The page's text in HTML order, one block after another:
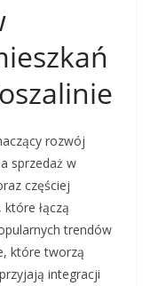
rozwój
sprzedaż w
częściej
łączą
trendów
które tworzą
integracji